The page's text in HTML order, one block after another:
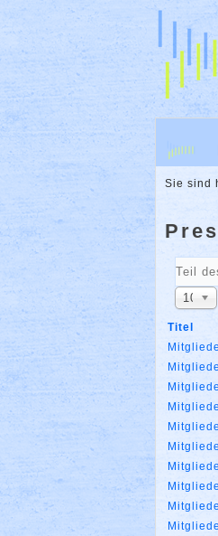
Sie sind
Teil
Titels
Anzeige
#
10
Titel